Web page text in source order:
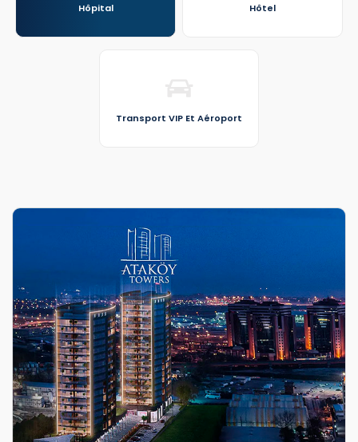
Hôpital Hôtel
Transport VIP Et Aéroport